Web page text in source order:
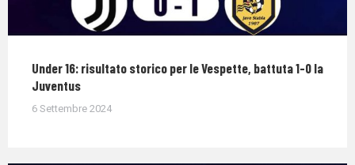
Under 16: risultato storico per le Vespette, battuta 1-0 la
Juventus
6 Settembre 2024